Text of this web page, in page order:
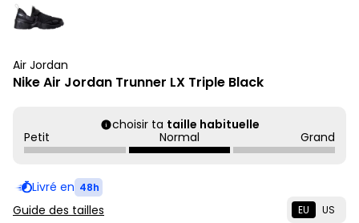
Air Jordan
Nike Air Jordan Trunner LX Triple Black
choisir ta taille habituelle
Petit
Normal Grand
Livré en 48h
Guide des tailles EU US